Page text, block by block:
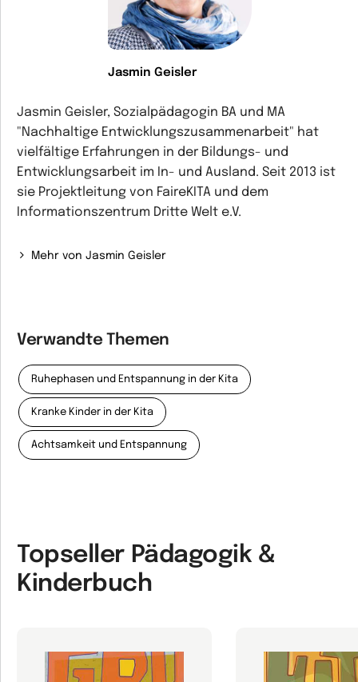
Jasmin Geisler
Jasmin Geisler, Sozialpädagogin BA und MA
"Nachhaltige Entwicklungszusammenarbeit" hat
vielfältige Erfahrungen in der Bildungs- und
Entwicklungsarbeit im In- und Ausland. Seit 2013 ist
sie Projektleitung von FaireKITA und dem
Informationszentrum Dritte Welt e.V.
Mehr von Jasmin Geisler
Verwandte Themen
Ruhephasen und Entspannung in der Kita
Kranke Kinder in der Kita
Achtsamkeit und Entspannung
Topseller Pädagogik &
Kinderbuch